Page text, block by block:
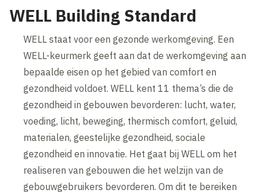
WELL Building Standard
WELL staat voor een gezonde werkomgeving. Een
WELL-keurmerk geeft aan dat de werkomgeving aan
bepaalde eisen op het gebied van comfort en
gezondheid voldoet. WELL kent 11 thema’s die de
gezondheid in gebouwen bevorderen: lucht, water,
voeding, licht, beweging, thermisch comfort, geluid,
materialen, geestelijke gezondheid, sociale
gezondheid en innovatie. Het gaat bij WELL om het
realiseren van gebouwen die het welzijn van de
gebouwgebruikers bevorderen. Om dit te bereiken